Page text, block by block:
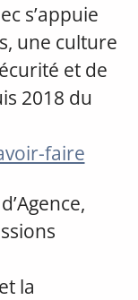
s’appuie
une culture
et de
2018 du
faire
la